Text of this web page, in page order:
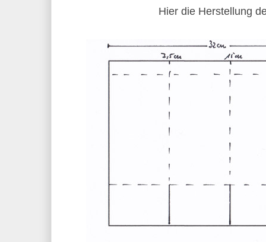
Hier die Herstellung